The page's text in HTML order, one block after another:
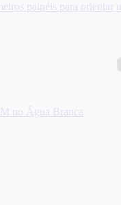
painéis para orientar
no Água Branca